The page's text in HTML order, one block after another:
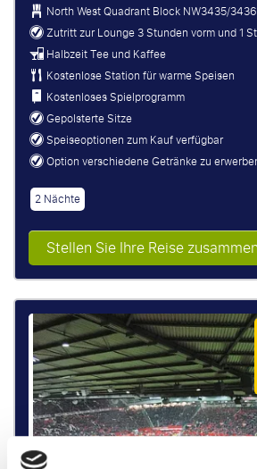
North West Quadrant BlockNW3435/3436
Zutritt zur Lounge 3 Stunden vorm und 1
Halbzeit Tee und Kaffee
Kostenlose Station für warme Speisen
Kostenloses Spielprogramm
Gepolsterte Sitze
Speiseoptionen zum Kauf verfügbar
Option verschiedene Getränke zu
2 Nächte
Stellen Sie Ihre Reise zusammen